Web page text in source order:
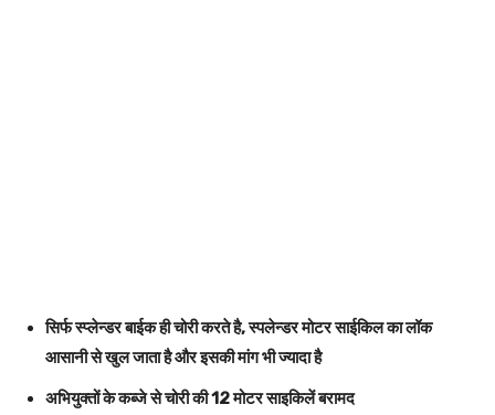
सिर्फ स्प्लेन्डर बाईक ही चोरी करते है, स्पलेन्डर मोटर साईकिल का लॉक
आसानी से खुल जाता है और इसकी मांग भी ज्यादा है
अभियुक्तों के कब्जे से चोरी की 12 मोटर साइकिलें बरामद